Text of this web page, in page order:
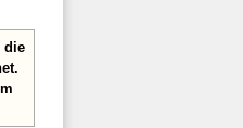
die